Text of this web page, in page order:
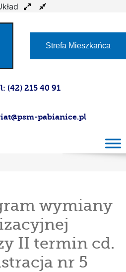
Strefa Mieszkańca
(42) 215 40 91
pabianice.pl
cd. Administracja nr 5
wymiany
II termin cd.
nr 5